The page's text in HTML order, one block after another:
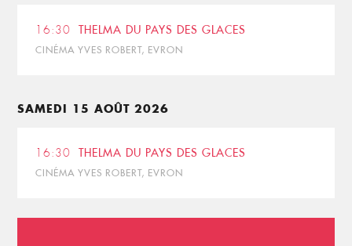
16:30 THELMA DU PAYS DES GLACES
CINÉMA YVES ROBERT, EVRON
SAMEDI 15 AOÛT 2026
16:30 THELMA DU PAYS DES GLACES
CINÉMA YVES ROBERT, EVRON